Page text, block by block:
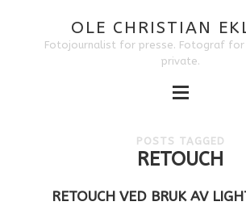
OLE CHRISTIAN
Fotojournalist for presse. Fotograf
private.
POSTS TAGGED
RETOUCH
RETOUCH VED BRUK AV